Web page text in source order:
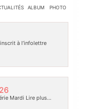
ALBUM PHOTO
à l’infolettre
Mardi Lire plus…